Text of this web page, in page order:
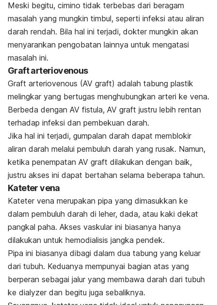
Meski begitu, cimino tidak terbebas dari beragam
masalah yang mungkin timbul, seperti infeksi atau aliran
darah rendah. Bila hal ini terjadi, dokter mungkin akan
menyarankan pengobatan lainnya untuk mengatasi
masalah ini.
Graft arteriovenous
Graft arteriovenous (AV graft) adalah tabung plastik
melingkar yang bertugas menghubungkan arteri ke vena.
Berbeda dengan AV fistula, AV graft justru lebih rentan
terhadap infeksi dan pembekuan darah.
Jika hal ini terjadi, gumpalan darah dapat memblokir
aliran darah melalui pembuluh darah yang rusak. Namun,
ketika penempatan AV graft dilakukan dengan baik,
justru akses ini dapat bertahan selama beberapa tahun.
Kateter vena
Kateter vena merupakan pipa yang dimasukkan ke
dalam pembuluh darah di leher, dada, atau kaki dekat
pangkal paha. Akses vaskular ini biasanya hanya
dilakukan untuk hemodialisis jangka pendek.
Pipa ini biasanya dibagi dalam dua tabung yang keluar
dari tubuh. Keduanya mempunyai bagian atas yang
berperan sebagai jalur yang membawa darah dari tubuh
ke dialyzer dan begitu juga sebaliknya.